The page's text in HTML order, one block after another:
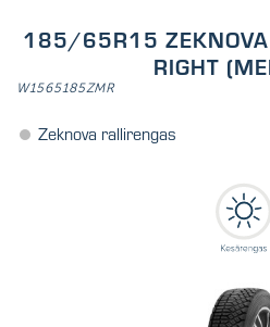
185/65R15 ZEKNOVA
RIGHT
W1565185ZMR
Zeknova rallirengas